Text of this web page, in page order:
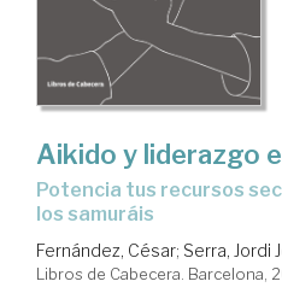
Aikido y liderazgo
potencia tus recursos secretos con la técnica de
los samuráis
Fernández, César; Serra, Jordi
Libros de Cabecera. Barcelona,